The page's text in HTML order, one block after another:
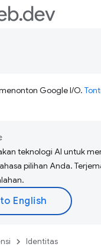
Google I/O.
teknologi AI untuk
pilihan Anda.
Identitas